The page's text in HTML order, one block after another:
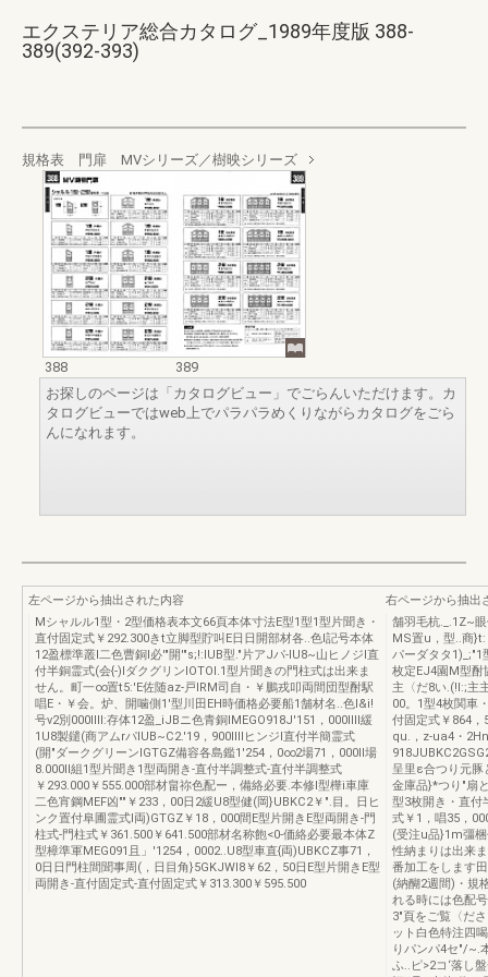
エクステリア総合カタログ_1989年度版 388-
389(392-393)
規格表 門扉 MVシリーズ／樹映シリーズ
388
389
お探しのページは「カタログビュー」でごらんいただけます。カ
タログビューではweb上でパラパラめくりながらカタログをごら
んになれます。
左ページから抽出された内容
Mシャルル1型・2型価格表本文66頁本体寸法E型1型1型片聞き・
直付固定式￥292.300きt立脚型貯叫E日日開部材各..色l記号本体
12盈標準叢l二色曹銅l必'"開'"s;!:IUB型."片アJパ-IU8~山ヒノジl直
付半銅霊式(会{-)IダクグリンIOTOI.1型片聞きの門柱式は出来ま
せん。町一∞置t5:'E佐随az-戸IRM司自・￥鵬戎叩両間団型酎駅
唱E・￥会。炉、開噛側1'型川田EH時価格必要船1舗材名..色I&i!
号v2別000IIII:存体12盈_iJBニ色青銅IMEGO918J'151，000IIII緩
1U8製鑓(商アムrパIUB~C2.'19，900IIIIヒンジl直付半簡霊式
(開"ダークグリーンIGTGZ備容各島鑑1'254，0∞2場71，000II場
8.000II組1型片聞き1型両開き-直付半調整式-直付半調整式
￥293.000￥555.000部材畠祢色配ー，備絡必要.本修l型樺i車庫
二色宵鋼MEF凶""￥233，00日2緩U8型健(岡}UBKC2￥".目。日ヒ
ンク置付阜圃霊式I両)GTGZ￥18，000間E型片開きE型両開き-門
柱式-門柱式￥361.500￥641.500部材名称飽<0-価絡必要最本体Z
型樟準軍MEG091且」'1254，0002..U8型車直{両)UBKCZ事71，
0日日門柱間聞事周(，日目角}5GKJWI8￥62，50日E型片開きE型
両開き-直付固定式-直付固定式￥313.300￥595.500
右ページから抽出
舗羽毛杭._.1Z~
MS置u，型..商
パーダタタ1)_;"1
枚定EJ4園M型酎
主〈だ8い.(!I:;主
00。1型4枚関車
付固定式￥864
qu.，z-ua4・
呈里ε合つり元
金庫品}*つり"扇
型3枚開き・直付
式￥1，唱35，
(受注u品}1m彊
性納まりは出来
番加工をします
(納醐2週間)・規
れる時には色配
3"頁をご覧〈だ
ット白色特注四
りパンパ4セ"/~.
ふ..ピ>2コ‘落し